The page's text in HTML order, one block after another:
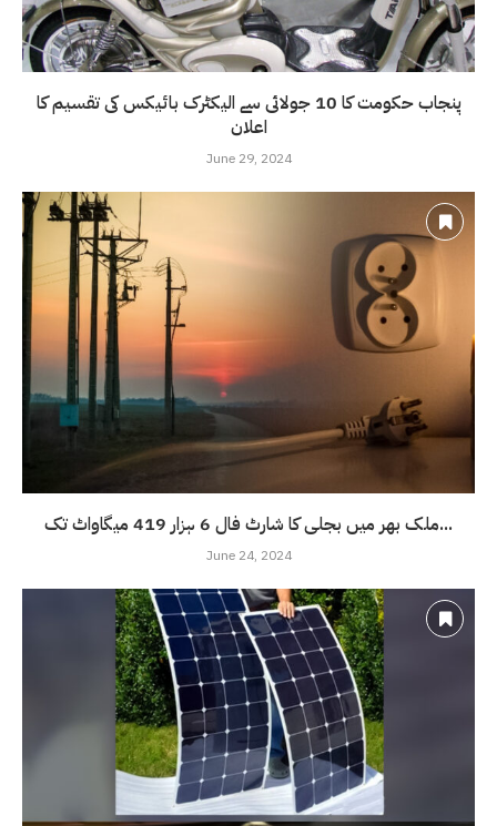
پنجاب حکومت کا 10 جولائی سے الیکٹرک بائیکس کی تقسیم کا
اعلان
June 29, 2024
ملک بھر میں بجلی کا شارٹ فال 6 ہزار 419 میگاواٹ تک...
June 24, 2024